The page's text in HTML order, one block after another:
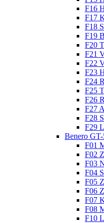
F16
F17
F18
F19
F20
F21
F22
F23
F24
F25
F26
F27
F28
F29
Benero
F01
F02
F03
F04
F05
F06
F07
F08
F10